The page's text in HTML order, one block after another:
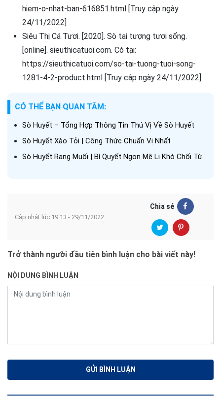
hiem-o-nhat-ban-616851.html [Truy cập ngày
24/11/2022]
Siêu Thị Cá Tươi. [2020]. Sò tai tượng tươi sống.
[online]. sieuthicatuoi.com. Có tại:
https://sieuthicatuoi.com/so-tai-tuong-tuoi-song-
1281-4-2-product.html [Truy cập ngày 24/11/2022]
CÓ THỂ BẠN QUAN TÂM:
Sò Huyết – Tổng Hợp Thông Tin Thú Vị Về Sò Huyết
Sò Huyết Xào Tỏi | Công Thức Chuẩn Vị Nhất
Sò Huyết Rang Muối | Bí Quyết Ngon Mê Li Khó Chối Từ
Cập nhật lúc 19:13 - 29/11/2022
Chia sẻ
Trở thành người đầu tiên bình luận cho bài viết này!
NỘI DUNG BÌNH LUẬN